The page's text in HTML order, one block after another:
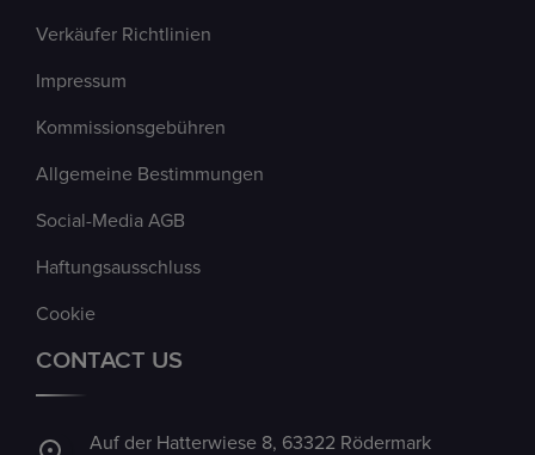
Verkäufer Richtlinien
Impressum
Kommissionsgebühren
Allgemeine Bestimmungen
Social-Media AGB
Haftungsausschluss
Cookie
CONTACT US
Auf der Hatterwiese 8, 63322 Rödermark